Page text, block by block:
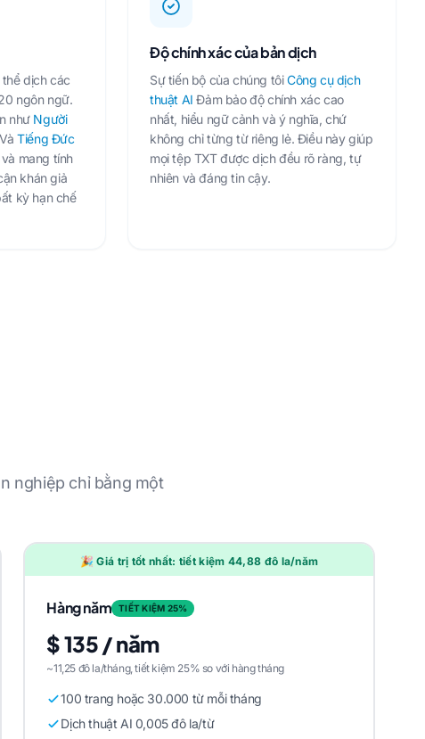
thể dịch các
ngôn ngữ.
như Người
Tiếng Đức
mang tính
khán giả
kỳ hạn chế
Độ chính xác của bản dịch
Sự tiến bộ của chúng tôiCông cụ dịch
thuật AI Đảm bảo độ chính xác cao
nhất, hiểu ngữ cảnh và ý nghĩa, chứ
không chỉ từng từ riêng lẻ. Điều này giúp
mọi tệp TXT được dịch đều rõ ràng, tự
nhiên và đáng tin cậy.
nghiệp chỉ bằng một
🎉 Giá trị tốt nhất: tiết kiệm 44,88 đô la/năm
Hàng năm TIẾT KIỆM 25%
$ 135 / năm
~11,25 đô la/tháng, tiết kiệm 25% so với hàng tháng
100 trang hoặc 30.000 từ mỗi tháng
Dịch thuật AI 0,005 đô la/từ